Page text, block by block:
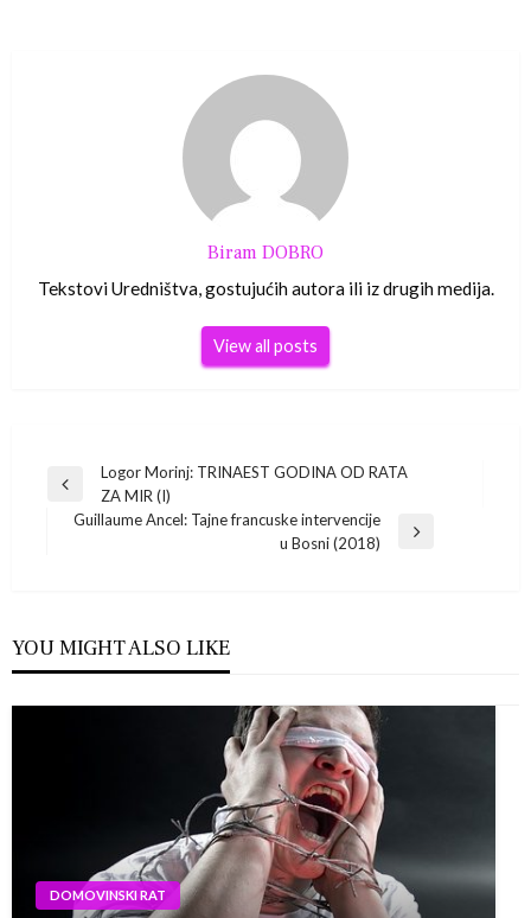
Biram DOBRO
Tekstovi Uredništva, gostujućih autora ili iz drugih medija.
View all posts
Navigacija
objava
Previous
Post
Logor Morinj: TRINAEST GODINA OD RATA
ZA MIR (I)
Guillaume Ancel: Tajne francuske intervencije
u Bosni (2018)
YOU MIGHT ALSO LIKE
DOMOVINSKI RAT